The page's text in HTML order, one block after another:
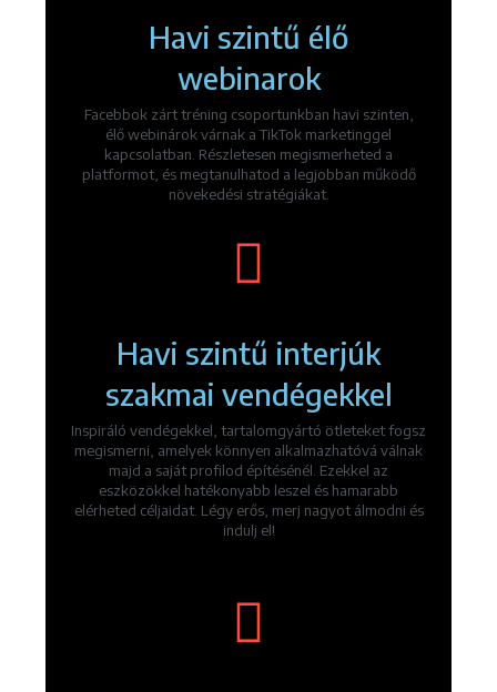
Havi szintű élő
webinarok
Facebbok zárt tréning csoportunkban havi szinten,
élő webinárok várnak a TikTok marketinggel
kapcsolatban. Részletesen megismerheted a
platformot, és megtanulhatod a legjobban működő
növekedési stratégiákat.
Havi szintű interjúk
szakmai vendégekkel
Inspiráló vendégekkel, tartalomgyártó ötleteket fogsz
megismerni, amelyek könnyen alkalmazhatóvá válnak
majd a saját profilod építésénél. Ezekkel az
eszközökkel hatékonyabb leszel és hamarabb
elérheted céljaidat. Légy erős, merj nagyot álmodni és
indulj el!